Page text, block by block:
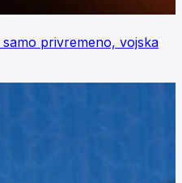
privremeno, vojska